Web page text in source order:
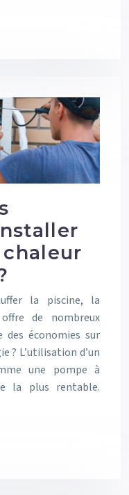
la piscine, la
de nombreux
des économies sur
? L’utilisation d’un
une pompe à
la plus rentable.